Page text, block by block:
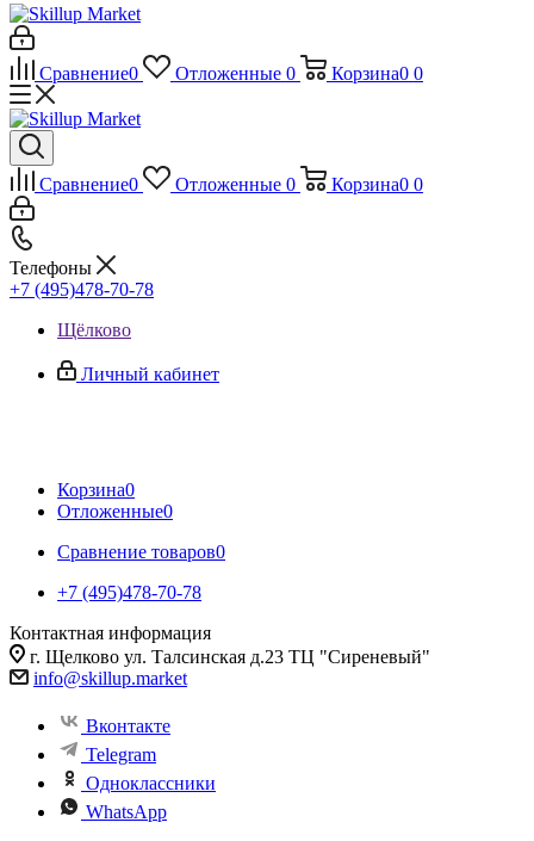
Сравнение0 Отложенные 0 Корзина0 0
Сравнение0 Отложенные 0 Корзина0 0
Телефоны
+7 (495)478-70-78
Щёлково
Личный кабинет
Корзина0
Отложенные0
Сравнение товаров0
+7 (495)478-70-78
Контактная информация
г. Щелково ул. Талсинская д.23 ТЦ "Сиреневый"
info@skillup.market
Вконтакте
Telegram
Одноклассники
WhatsApp